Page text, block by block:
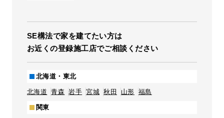
SE構法で家を建てたい方は
お近くの登録施工店でご相談ください
北海道・東北
北海道 青森 岩手 宮城 秋田 山形 福島
関東